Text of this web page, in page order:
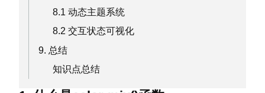
8.1 动态主题系统
8.2 交互状态可视化
9. 总结
知识点总结